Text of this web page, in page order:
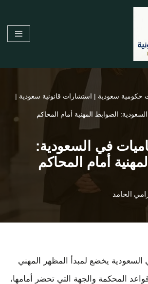
حكومية سعودية | استشارات قانونية سعودية |
الضوابط المهنية أمام المحاكم
في السعودية:
أمام المحاكم
الحامد
يخضع لمبدأ المظهر المهني
المحكمة والجهة التي تحضر أمامها،